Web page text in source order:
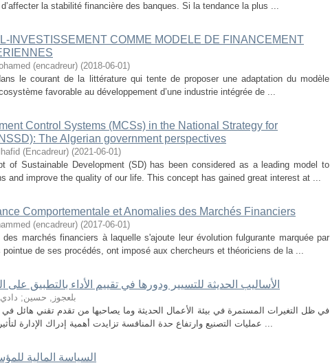
la stabilité financière des banques. Si la tendance la plus ...
INVESTISSEMENT COMME MODELE DE FINANCEMENT
(encadreur) (2018-06-01)
le courant de la littérature qui tente de proposer une adaptation du modèle
favorable au développement d’une industrie intégrée de ...
Control Systems (MCSs) in the National Strategy for
The Algerian government perspectives
(Encadreur) (2021-06-01)
of Sustainable Development (SD) has been considered as a leading model to
and improve the quality of our life. This concept has gained great interest at ...
Comportementale et Anomalies des Marchés Financiers
(encadreur) (2017-06-01)
marchés financiers à laquelle s'ajoute leur évolution fulgurante marquée par
de ses procédés, ont imposé aux chercheurs et théoriciens de la ...
الأساليب الحديثة للتسيير ودورها في تقييم الأداء بالتطبيق
بلعجوز, حسين;
في ظل التغيرات المستمرة في بيئة الأعمال الحديثة وما يصاحبها من تقدم تقني هائل في
عمليات التصنيع وارتفاع حدة المنافسة تزايدت أهمية إدراك الإدارة لتأثير المتغيرات البيئية الداخلية والخارجية ...
السياسة المالية